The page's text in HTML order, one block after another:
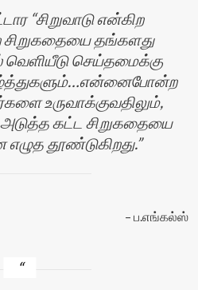
“சிறுவாடு என்கிற
சிறுகதையை தங்களது
செய்தமைக்கு
உருவாக்குவதிலும்,
அடுத்த கட்ட சிறுகதையை
தூண்டுகிறது.
ப.எங்கல்ஸ்